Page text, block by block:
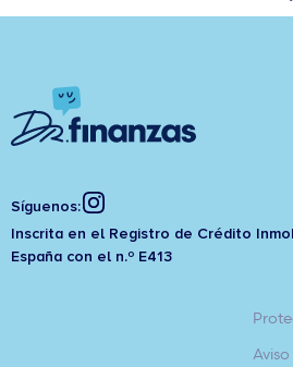
Síguenos:
Inscrita en el Registro de Crédito
España con el n.º E413